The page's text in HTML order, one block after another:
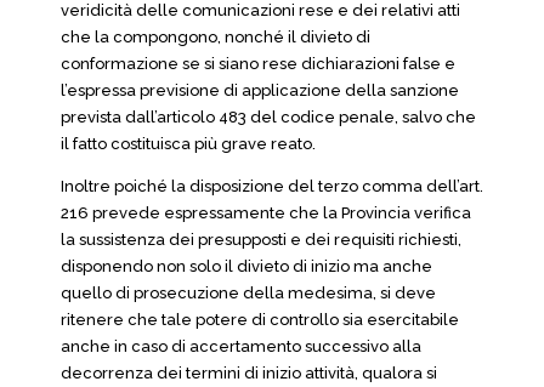
veridicità delle comunicazioni rese e dei relativi atti
che la compongono, nonché il divieto di
conformazione se si siano rese dichiarazioni false e
l’espressa previsione di applicazione della sanzione
prevista dall’articolo 483 del codice penale, salvo che
il fatto costituisca più grave reato.
Inoltre poiché la disposizione del terzo comma dell’art.
216 prevede espressamente che la Provincia verifica
la sussistenza dei presupposti e dei requisiti richiesti,
disponendo non solo il divieto di inizio ma anche
quello di prosecuzione della medesima, si deve
ritenere che tale potere di controllo sia esercitabile
anche in caso di accertamento successivo alla
decorrenza dei termini di inizio attività, qualora si